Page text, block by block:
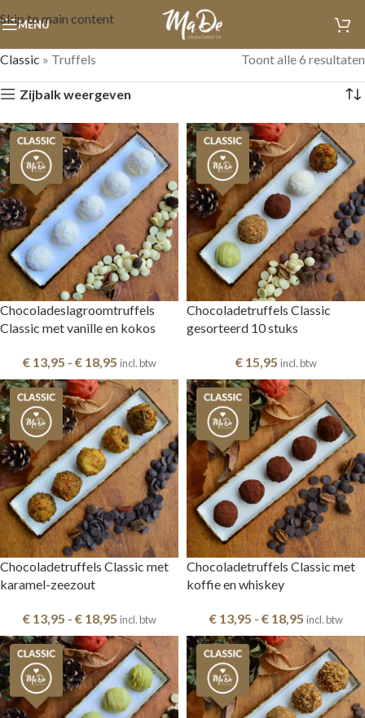
Skip to main content
MENU
Classic » Truffels Toont alle 6 resultaten
Zijbalk weergeven
Chocoladeslagroomtruffels
Classic met vanille en kokos
€13,95 - €18,95 incl. btw
Chocoladetruffels Classic
gesorteerd 10 stuks
€15,95 incl. btw
Chocoladetruffels Classic met
karamel-zeezout
€13,95 - €18,95 incl. btw
Chocoladetruffels Classic met
koffie en whiskey
€13,95 - €18,95 incl. btw